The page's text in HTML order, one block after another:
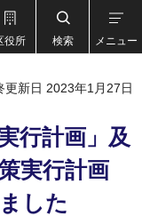
役所 検索 メニュー
更新日 2023年1月27日
行計画」及
実行計画
した